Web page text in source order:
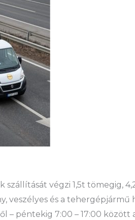
szállítását végzi 1,5t
veszélyes és a
– péntekig 7:00 – 17:00 között